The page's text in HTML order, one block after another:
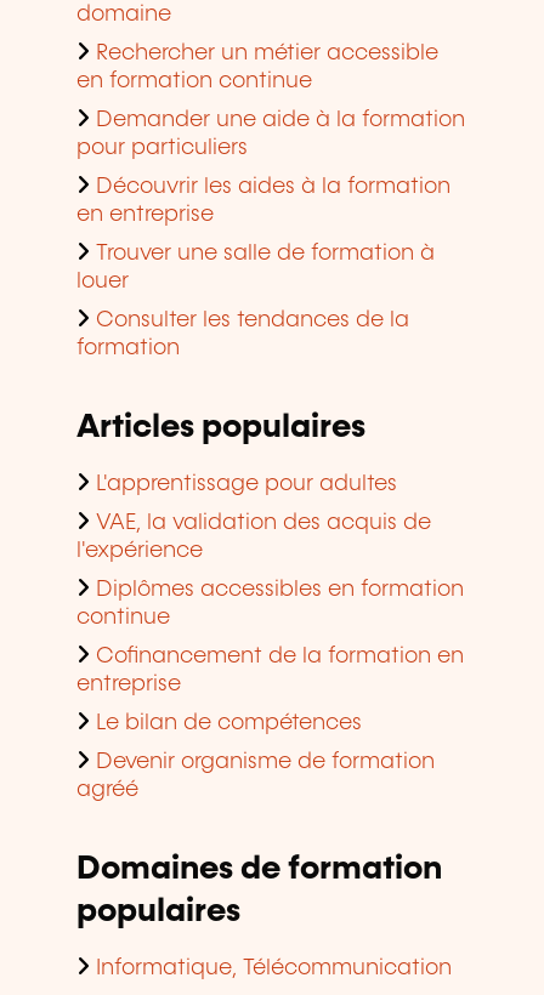
domaine
Rechercher un métier accessible
en formation continue
Demander une aide à la formation
pour particuliers
Découvrir les aides à la formation
en entreprise
Trouver une salle de formation à
louer
Consulter les tendances de la
formation
Articles populaires
L'apprentissage pour adultes
VAE, la validation des acquis de
l'expérience
Diplômes accessibles en formation
continue
Cofinancement de la formation en
entreprise
Le bilan de compétences
Devenir organisme de formation
agréé
Domaines de formation
populaires
Informatique, Télécommunication